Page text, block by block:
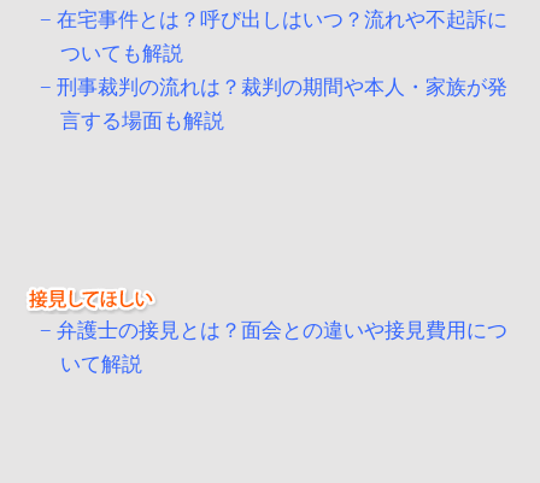
在宅事件とは？呼び出しはいつ？流れや不起訴に
ついても解説
刑事裁判の流れは？裁判の期間や本人・家族が発
言する場面も解説
弁護士の接見とは？面会との違いや接見費用につ
いて解説